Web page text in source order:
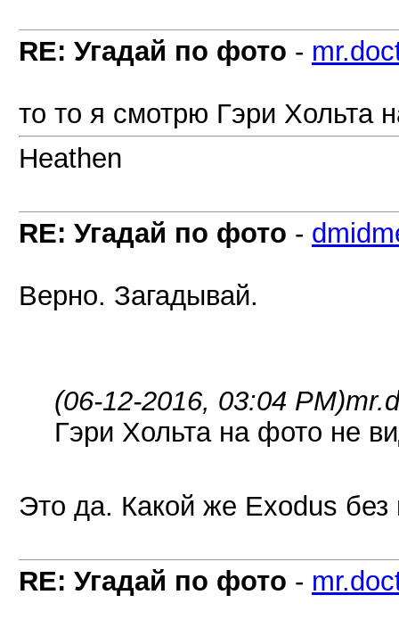
RE: Угадай по фото -
то то я смотрю Гэри
Heathen
RE: Угадай по фото -
Верно. Загадывай.
(06-12-2016, 03:04 PM)
Гэри Хольта на фото не
Это да. Какой же Exodus без
RE: Угадай по фото -